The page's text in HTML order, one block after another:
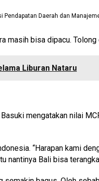
Daerah dan
bisa dipacu.
Liburan Nataru
mengatakan nilai
“Harapan kami
nantinya Bali bisa